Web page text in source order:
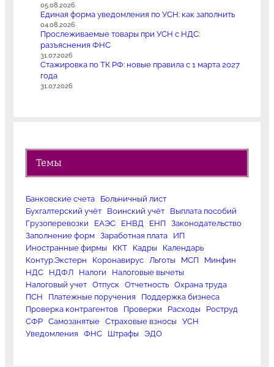
05.08.2026
Единая форма уведомления по УСН: как заполнить
04.08.2026
Прослеживаемые товары при УСН с НДС:
разъяснения ФНС
31.07.2026
Стажировка по ТК РФ: новые правила с 1 марта 2027
года
31.07.2026
Темы
Банковские счета
Больничный лист
Бухгалтерский учёт
Воинский учёт
Выплата пособий
Грузоперевозки
ЕАЭС ЕНВД ЕНП
Законодательство
Заполнение форм
Заработная плата
ИП
Иностранные фирмы
ККТ Кадры
Календарь
Контур.Экстерн
Коронавирус Льготы МСП
Минфин
НДС
НДФЛ Налоги
Налоговые вычеты
Налоговый учет
Отпуск Отчетность
Охрана труда
ПСН
Платежные поручения
Поддержка бизнеса
Проверка контрагентов
Проверки Расходы
Роструд
СФР
Самозанятые Страховые взносы
УСН
Уведомления
ФНС Штрафы ЭДО